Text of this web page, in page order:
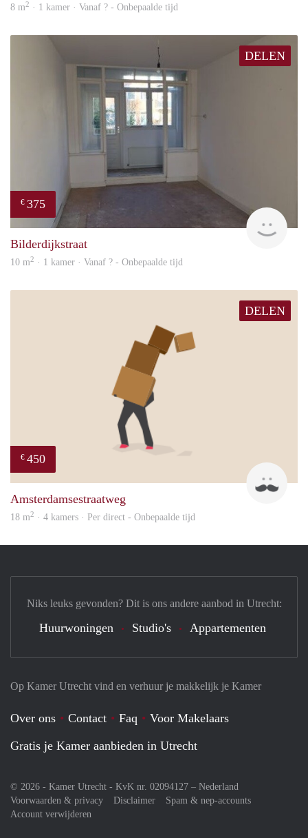
8 m2 · 1 kamer · Vanaf ? - Onbepaalde tijd
DELEN
€ 375
Bilderdijkstraat
10 m2 · 1 kamer · Vanaf ? - Onbepaalde tijd
DELEN
€ 450
Amsterdamsestraatweg
18 m2 · 4 kamers · Per direct - Onbepaalde tijd
Op Kamer Utrecht vind en verhuur je makkelijk je Kamer
Over ons Contact Faq
Voor Makelaars
Gratis je Kamer aanbieden in Utrecht
© 2026 - Kamer Utrecht - KvK nr. 02094127 – Nederland
Voorwaarden & privacy
Disclaimer
Spam & nep-accounts
Account verwijderen
Niks leuks gevonden? Dit is ons andere aanbod in Utrecht:
Huurwoningen Studio's Appartementen